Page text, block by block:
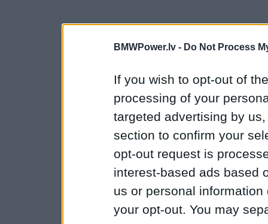
BMWPower.lv - Do Not Process
If you wish to opt-out of
processing of your
targeted advertising by
section to confirm your
opt-out request is
interest-based ads based
us or personal
your opt-out. You may